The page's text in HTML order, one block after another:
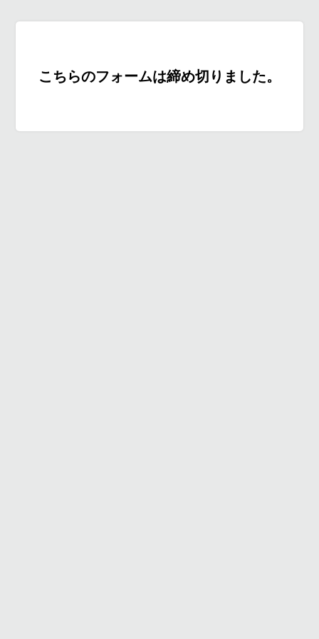
こちらのフォームは締め切りました。